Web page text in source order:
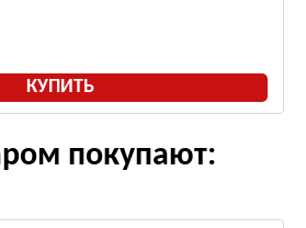
КУПИТЬ
покупают: